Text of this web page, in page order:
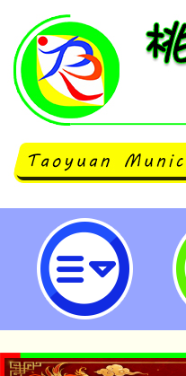
115年第1梯次
立瑞坪國民中學